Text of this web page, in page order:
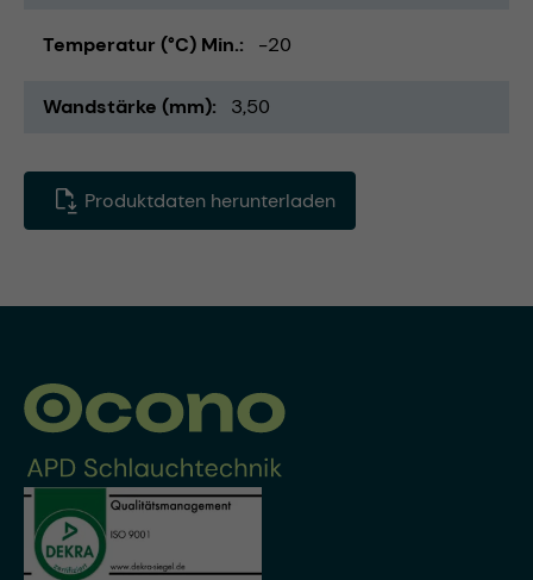
Temperatur (°C) Min. -20
Wandstärke (mm) 3,50
Produktdaten herunterladen